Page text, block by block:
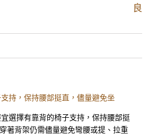
良
持，保持腰部挺直，儘量避免坐
選擇有靠背的椅子支持，保持腰部挺
著背架仍需儘量避免彎腰或提、拉重